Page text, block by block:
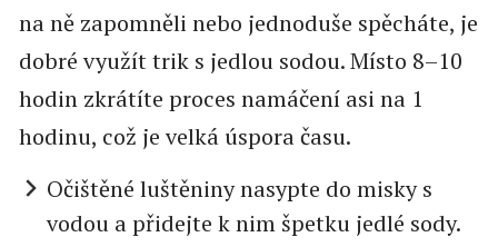
na ně zapomněli nebo jednoduše spěcháte, je
dobré využít trik s jedlou sodou. Místo 8–10
hodin zkrátíte proces namáčení asi na 1
hodinu, což je velká úspora času.
Očištěné luštěniny nasypte do misky s
vodou a přidejte k nim špetku jedlé sody.